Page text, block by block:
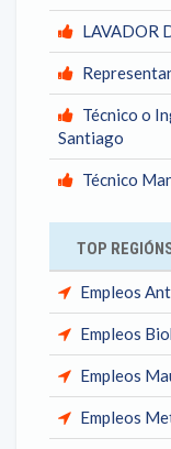
LAVADOR
Técnico o
Santiago
Técnico
TOP
Empleos
Empleos
Empleos
Empleos